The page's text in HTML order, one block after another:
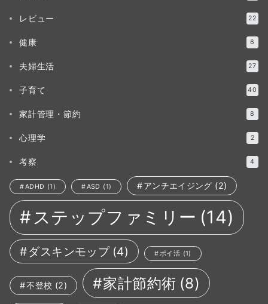
レビュー 22
健康 6
夫婦生活 27
子育て 40
家計管理・節約 8
心理学 2
考察 4
ADHD (1) ASD (1) アンチエイジング (2)
ステップファミリー (14)
ダスキンモップ (4) ポイ活 (1)
不登校 (2) 家計節約術 (8)